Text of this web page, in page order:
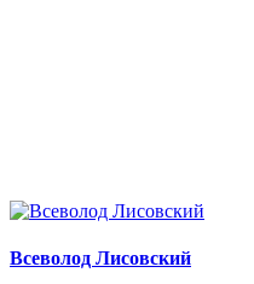
Всеволод Лисовский